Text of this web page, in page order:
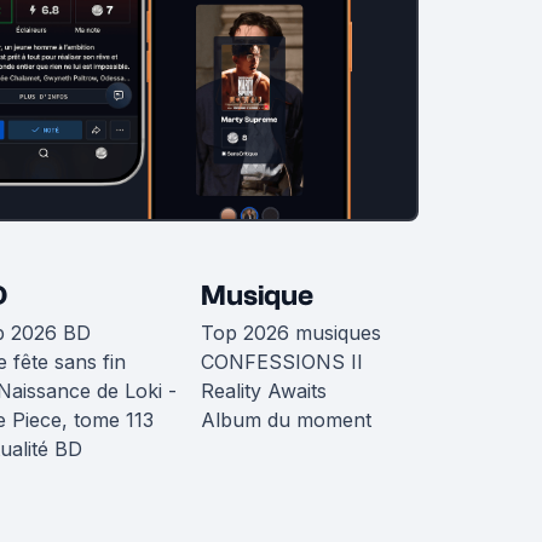
2026 BD
fête sans fin
de Loki -
Piece, tome 113
BD
Musique
Top 2026 musiques
CONFESSIONS II
Reality Awaits
Album du moment